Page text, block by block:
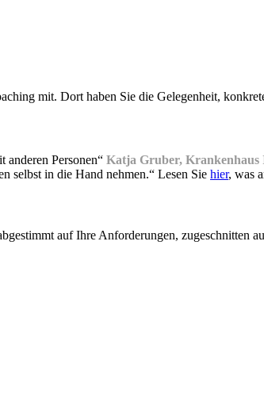
mit. Dort haben Sie die Gelegenheit,
anderen Personen“ Katja Gruber, Krankenhaus
selbst in die Hand nehmen.“ Lesen Sie hier, was
auf Ihre Anforderungen, zugeschnitten